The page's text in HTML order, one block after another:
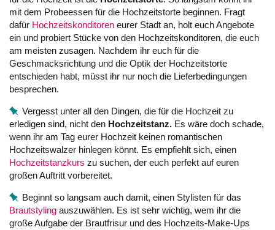
mit dem Probeessen für die Hochzeitstorte beginnen. Fragt
dafür Hochzeitskonditoren eurer Stadt an, holt euch Angebote
ein und probiert Stücke von den Hochzeitskonditoren, die euch
am meisten zusagen. Nachdem ihr euch für die
Geschmacksrichtung und die Optik der Hochzeitstorte
entschieden habt, müsst ihr nur noch die Lieferbedingungen
besprechen.
Vergesst unter all den Dingen, die für die Hochzeit zu
erledigen sind, nicht den Hochzeitstanz. Es wäre doch schade,
wenn ihr am Tag eurer Hochzeit keinen romantischen
Hochzeitswalzer hinlegen könnt. Es empfiehlt sich, einen
Hochzeitstanzkurs zu suchen, der euch perfekt auf euren
großen Auftritt vorbereitet.
Beginnt so langsam auch damit, einen Stylisten für das
Brautstyling auszuwählen. Es ist sehr wichtig, wem ihr die
große Aufgabe der Brautfrisur und des Hochzeits-Make-Ups